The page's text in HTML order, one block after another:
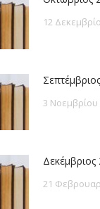
12
3 Νοεμβρίου
Δεκέμβριος
21